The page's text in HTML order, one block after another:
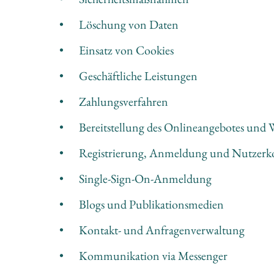
•	Löschung von Daten
•	Einsatz von Cookies
•	Geschäftliche Leistungen
•	Zahlungsverfahren
•	Bereitstellung des Onlineangebotes und
•	Registrierung, Anmeldung und
•	Single-Sign-On-Anmeldung
•	Blogs und Publikationsmedien
•	Kontakt- und Anfragenverwaltung
•	Kommunikation via Messenger